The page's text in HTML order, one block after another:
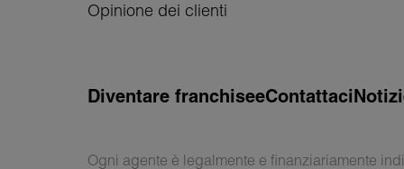
Opinione dei clienti
Diventare franchiseeContattaci
Ogni agente è legalmente e finanziariamente